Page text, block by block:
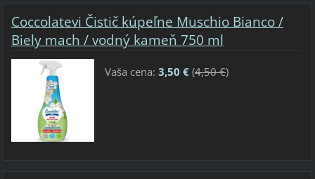
Coccolatevi Čistič kúpeľne Muschio Bianco /
Biely mach / vodný kameň 750 ml
Vaša cena: 3,50 €(4,50 €)